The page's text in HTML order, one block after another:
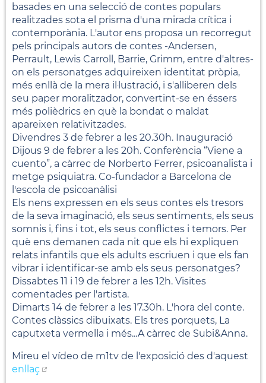
basades en una selecció de contes populars
realitzades sota el prisma d'una mirada crítica i
contemporània. L'autor ens proposa un recorregut
pels principals autors de contes -Andersen,
Perrault, Lewis Carroll, Barrie, Grimm, entre d'altres-
on els personatges adquireixen identitat pròpia,
més enllà de la mera il·lustració, i s'alliberen dels
seu paper moralitzador, convertint-se en éssers
més polièdrics en què la bondat o maldat
apareixen relativitzades.
Divendres 3 de febrer a les 20.30h. Inauguració
Dijous 9 de febrer a les 20h. Conferència “Viene a
cuento”, a càrrec de Norberto Ferrer, psicoanalista i
metge psiquiatra. Co-fundador a Barcelona de
l'escola de psicoanàlisi
Els nens expressen en els seus contes els tresors
de la seva imaginació, els seus sentiments, els seus
somnis i, fins i tot, els seus conflictes i temors. Per
què ens demanen cada nit que els hi expliquen
relats infantils que els adults escriuen i que els fan
vibrar i identificar-se amb els seus personatges?
Dissabtes 11 i 19 de febrer a les 12h. Visites
comentades per l'artista.
Dimarts 14 de febrer a les 17.30h. L'hora del conte.
Contes clàssics dibuixats. Els tres porquets, La
caputxeta vermella i més...A càrrec de Subi&Anna.
Mireu el vídeo de m1tv de l'exposició des d'aquest
enllaç